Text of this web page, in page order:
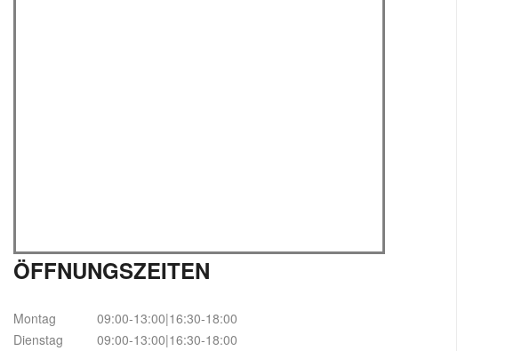
ÖFFNUNGSZEITEN
Montag
09:00-13:00|16:30-18:00
Dienstag
09:00-13:00|16:30-18:00